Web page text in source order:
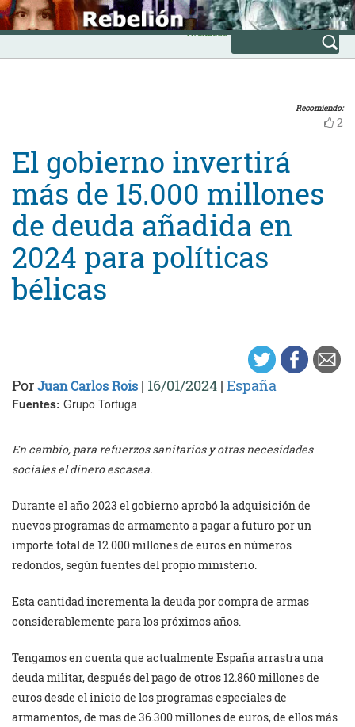
Skip
to
content
INICIO
Avanzada
Recomiendo:
2
El gobierno invertirá
más de 15.000 millones
de deuda añadida en
2024 para políticas
bélicas
PorJuan Carlos Rois | 16/01/2024 | España
Fuentes: Grupo Tortuga
En cambio, para refuerzos sanitarios y otras necesidades
sociales el dinero escasea.
Durante el año 2023 el gobierno aprobó la adquisición de
nuevos programas de armamento a pagar a futuro por un
importe total de 12.000 millones de euros en números
redondos, según fuentes del propio ministerio.
Esta cantidad incrementa la deuda por compra de armas
considerablemente para los próximos años.
Tengamos en cuenta que actualmente España arrastra una
deuda militar, después del pago de otros 12.860 millones de
euros desde el inicio de los programas especiales de
armamentos, de mas de 36.300 millones de euros, de ellos más